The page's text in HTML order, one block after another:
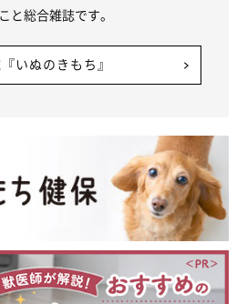
から妊娠についてお話しします。
成熟に達したメス犬は、個体差はある
情期を迎えます。犬の発情のことは他
ト」「シーズン」などと呼ばれること
にはメス犬のような特定の発情期など
を迎えたメス犬のニオイなどの刺激に
など、行動が大きく変化します。
と総合雑誌です。
いぬのきもち』